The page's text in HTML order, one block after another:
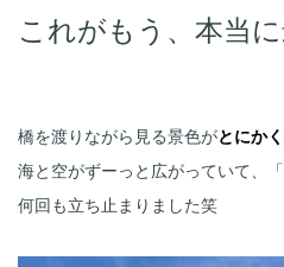
橋を渡りながら見る景色がとにか
海と空がずーっと広がっていて、